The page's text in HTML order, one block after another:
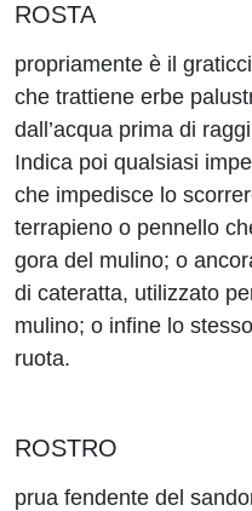
ROSTA
propriamente è il
che trattiene erbe
dall’acqua prima di
Indica poi qualsiasi
che impedisce lo
terrapieno o pennello
gora del mulino; o
di cateratta, utilizzato
mulino; o infine lo
ruota.
ROSTRO
prua fendente del